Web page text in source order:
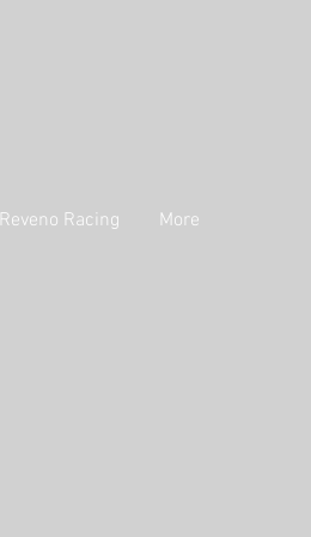
Reveno Racing More